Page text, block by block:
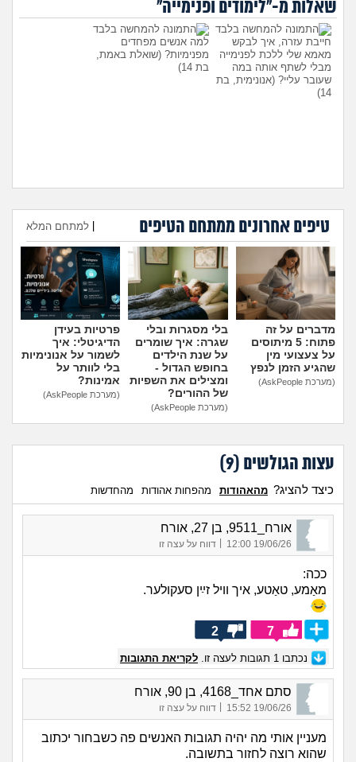
שומרים על הגוף
יוקר המחיה
גאווה
שאלות מ-"לימודים ופנימייה"
חייבת עזרה, איך לבקש
מאמא שלי ללכת לפנימייה
מבלי לשתף אותה במה
שעובר עליי? (אנונימית, בת
14)
למה אנשים מפחדים
מפנימיות? (שואלת באמת,
בת 14)
היועצת המליצה לשלוח את
הבן שלי לפנימייה, לסמוך
עליה?(אמא מודאגת, בת
35)
עומדת להיות בפנימייה ויש לי
חבר, אני יכולה להביא אותו
לחדר שלי?(פנימיסטית
לעתיד, בת 16)
טיפים אחרונים ממתחם הטיפים למתחם המלא
הוספת טיפ
מדברים על זה
פתוח: 5 מיתוסים
על צעצועי מין
שהגיע הזמן לנפץ
(מערכת AskPeople)
בלי מסגרות ובלי
שגרה: איך שומרים
על שנת הילדים
בחופש הגדול -
ומצילים את השפיות
של ההורים?
(מערכת AskPeople)
פרטיות בעידן
הדיגיטלי: איך
לשמור על אנונימיות
בלי לוותר על
אמינות?
(מערכת AskPeople)
עצות הגולשים (9
)
כיצד להציג? מהאהודות מהפחות אהודות מהחדשות
אורח_9511, בן 27, אורח
19/06/26 12:00
| דווח על עצה זו
ככה:
מאַמע, טאַטע, איך וויל זײַן סעקולער.
7
2
נכתבו 1 תגובות לעצה זו. לקריאת התגובות
סתם אחד_4168, בן 90, אורח
19/06/26 15:52 דווח על עצה זו
מעניין אותי מה יהיה תגובות האנשים פה כשבחור יכתוב
שהוא רוצה לחזור בתשובה.